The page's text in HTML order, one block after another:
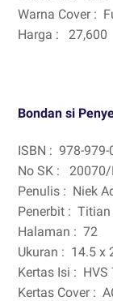
Warna Cover :
Harga :
27,600
Bondan si
ISBN : 978-979-
No SK :
Penulis : Niek
Penerbit : Titian
Halaman : 72
Ukuran : 14.5 x
Kertas Isi : HVS
Kertas Cover :